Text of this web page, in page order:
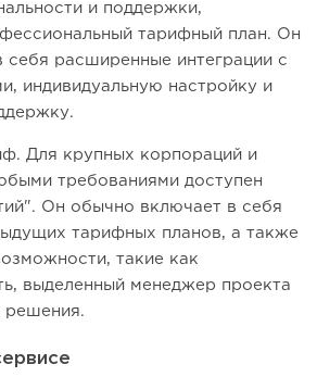
и поддержки,
тарифный план. Он
себя расширенные интеграции с
индивидуальную настройку и
Для крупных корпораций и
требованиями доступен
Он обычно включает в себя
тарифных планов, а также
такие как
выделенный менеджер проекта
решения.